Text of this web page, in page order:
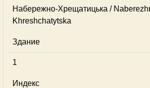
Набережно-Хрещатицька /
Khreshchatytska
Здание
1
Индекс